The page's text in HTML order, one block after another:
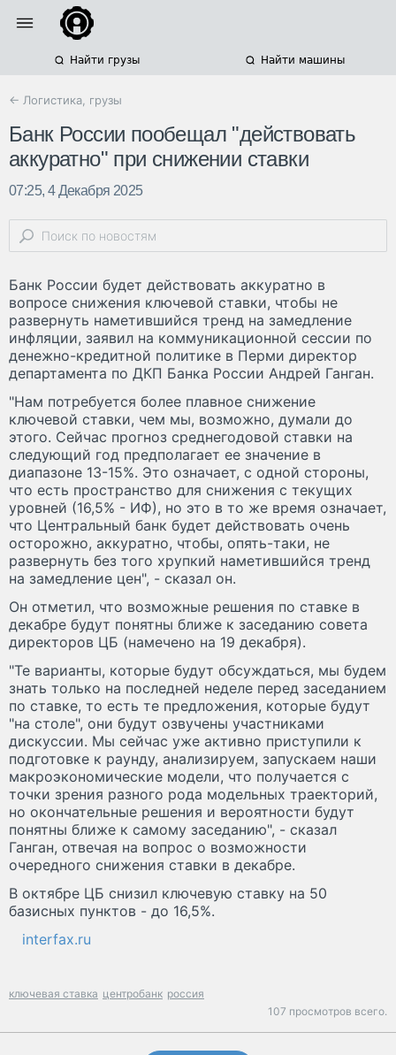
Найти грузы Найти машины
← Логистика, грузы
Банк России пообещал "действовать
аккуратно" при снижении ставки
07:25, 4 Декабря 2025
Банк России будет действовать аккуратно в
вопросе снижения ключевой ставки, чтобы не
развернуть наметившийся тренд на замедление
инфляции, заявил на коммуникационной сессии по
денежно-кредитной политике в Перми директор
департамента по ДКП Банка России Андрей Ганган.
"Нам потребуется более плавное снижение
ключевой ставки, чем мы, возможно, думали до
этого. Сейчас прогноз среднегодовой ставки на
следующий год предполагает ее значение в
диапазоне 13-15%. Это означает, с одной стороны,
что есть пространство для снижения с текущих
уровней (16,5% - ИФ), но это в то же время означает,
что Центральный банк будет действовать очень
осторожно, аккуратно, чтобы, опять-таки, не
развернуть без того хрупкий наметившийся тренд
на замедление цен", - сказал он.
Он отметил, что возможные решения по ставке в
декабре будут понятны ближе к заседанию совета
директоров ЦБ (намечено на 19 декабря).
"Те варианты, которые будут обсуждаться, мы будем
знать только на последней неделе перед заседанием
по ставке, то есть те предложения, которые будут
"на столе", они будут озвучены участниками
дискуссии. Мы сейчас уже активно приступили к
подготовке к раунду, анализируем, запускаем наши
макроэкономические модели, что получается с
точки зрения разного рода модельных траекторий,
но окончательные решения и вероятности будут
понятны ближе к самому заседанию", - сказал
Ганган, отвечая на вопрос о возможности
очередного снижения ставки в декабре.
В октябре ЦБ снизил ключевую ставку на 50
базисных пунктов - до 16,5%.
interfax.ru
ключевая ставка центробанк россия
107 просмотров всего.